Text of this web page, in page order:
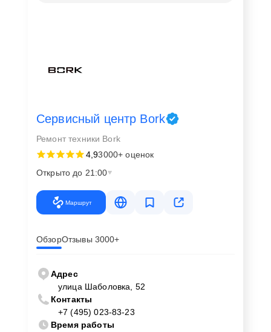
Сервисный центр Bork
Ремонт техники Bork
4,93000+ оценок
Открыто до 21:00
Маршрут
ОбзорОтзывы 3000+
Адрес
улица Шаболовка, 52
Контакты
+7 (495) 023-83-23
Время работы